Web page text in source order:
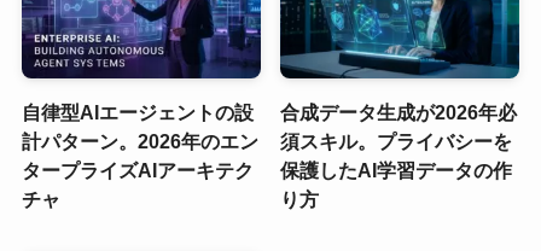
自律型AIエージェントの設
計パターン。2026年のエン
タープライズAIアーキテク
チャ
合成データ生成が2026年必
須スキル。プライバシーを
保護したAI学習データの作
り方